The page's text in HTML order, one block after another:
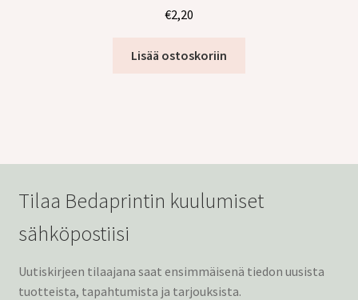
€2,20
Lisää ostoskoriin
Tilaa Bedaprintin kuulumiset
sähköpostiisi
Uutiskirjeen tilaajana saat ensimmäisenä tiedon uusista
tuotteista, tapahtumista ja tarjouksista.